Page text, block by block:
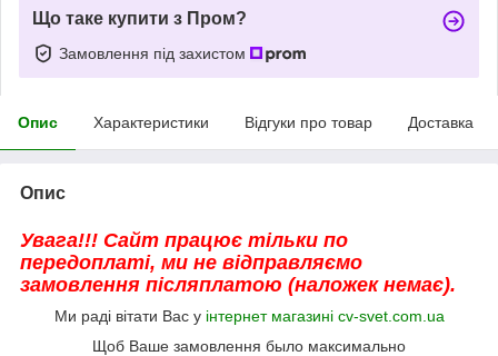
Що таке купити з Пром?
Замовлення під захистом
Опис Характеристики Відгуки про товар Доставка
Опис
Увага!!! Сайт працює тільки по
передоплаті, ми не відправляємо
замовлення післяплатою (наложек немає).
Ми раді вітати Вас у інтернет магазині cv-svet.com.ua
Щоб Ваше замовлення было максимально